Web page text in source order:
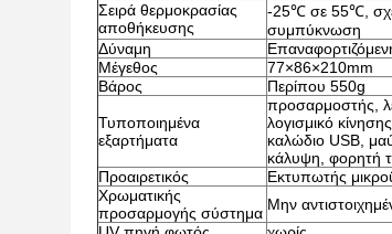
Σειρά θερμοκρασίας
αποθήκευσης
-25℃ σε 55℃,
συμπύκνωση
Δύναμη
Μέγεθος
77×86×210mm
Βάρος
Περίπου 550g
Τυποποιημένα
εξαρτήματα
προσαρμοστής,
λογισμικό
καλώδιο USB,
κάλυψη, φορητή
Προαιρετικός
Εκτυπωτής
Χρωματικής
προσαρμογής σύστημα Μην